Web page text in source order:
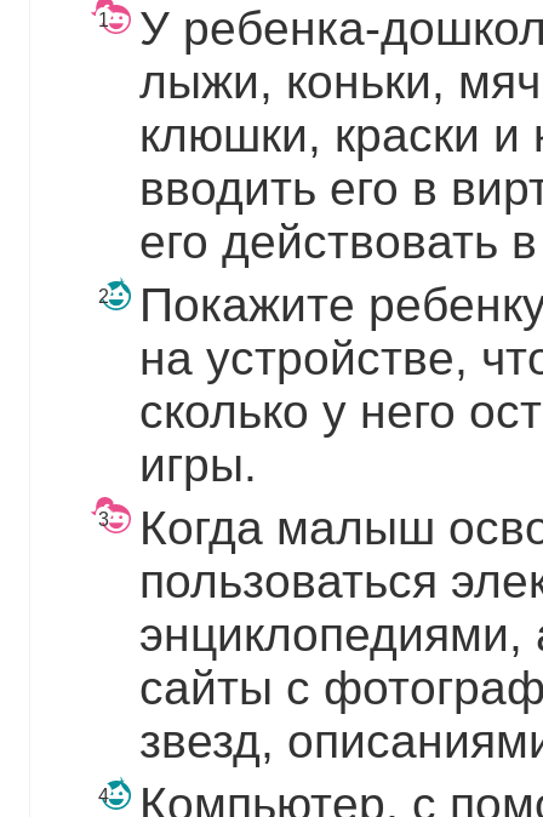
У ребенка-
лыжи, коньки,
клюшки, краски и
вводить его в
его действовать
Покажите
на устройстве,
сколько у него
игры.
Когда малыш
пользоваться
энциклопедиями,
сайты с
звезд,
Компьютер, с